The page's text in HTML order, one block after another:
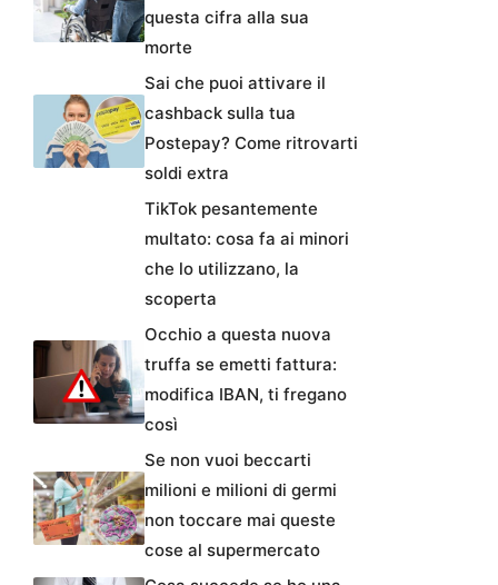
questa cifra alla sua
morte
Sai che puoi attivare il
cashback sulla tua
Postepay? Come ritrovarti
soldi extra
TikTok pesantemente
multato: cosa fa ai minori
che lo utilizzano, la
scoperta
Occhio a questa nuova
truffa se emetti fattura:
modifica IBAN, ti fregano
così
Se non vuoi beccarti
milioni e milioni di germi
non toccare mai queste
cose al supermercato